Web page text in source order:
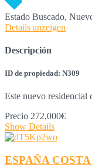
Estado Buscado,
Details anzeigen
Descripción
ID de propiedad: N309
Este nuevo residencial
Precio 272,000€
Show Details
ESPAÑA